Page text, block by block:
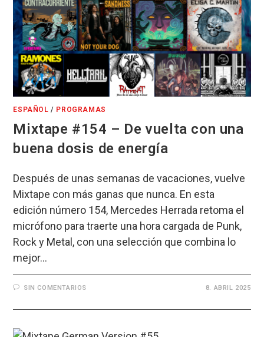
ESPAÑOL / PROGRAMAS
Mixtape #154 – De vuelta con una
buena dosis de energía
Después de unas semanas de vacaciones, vuelve
Mixtape con más ganas que nunca. En esta
edición número 154, Mercedes Herrada retoma el
micrófono para traerte una hora cargada de Punk,
Rock y Metal, con una selección que combina lo
mejor…
SIN COMENTARIOS 8. ABRIL 2025